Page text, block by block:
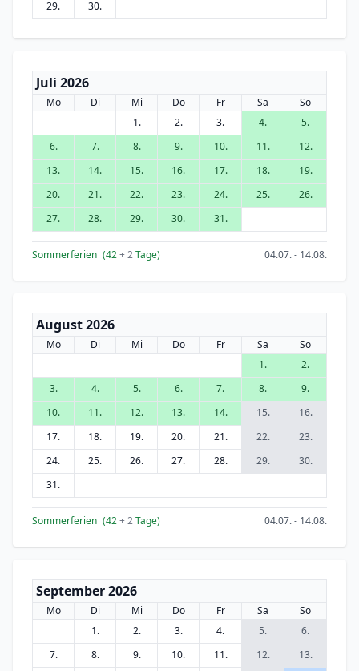
29. 30.
Juli 2026
Mo Di Mi Do Fr Sa
So
1.
2. 3. 4.
5.
6.
7. 8. 9. 10. 11.
12.
13.
14. 15. 16. 17. 18.
19.
20.
21. 22. 23. 24. 25.
26.
27.
28. 29. 30. 31.
Sommerferien (42+ 2Tage) 04.07. - 14.08.
August 2026
Mo Di Mi Do Fr Sa
So
1.
2.
3.
4. 5. 6. 7. 8.
9.
10.
11. 12. 13. 14. 15.
16.
17.
18. 19. 20. 21. 22.
23.
24.
25. 26. 27. 28. 29.
30.
31.
Sommerferien (42+ 2Tage) 04.07. - 14.08.
September 2026
Mo Di Mi Do Fr Sa
So
1.
2. 3. 4. 5.
6.
7.
8. 9. 10. 11. 12.
13.